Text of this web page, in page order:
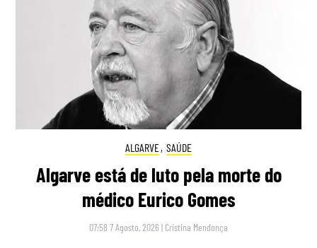
ALGARVE, SAÚDE
Algarve está de luto pela morte do
médico Eurico Gomes
07:58 7 Agosto, 2026 | Cristina Mendonça